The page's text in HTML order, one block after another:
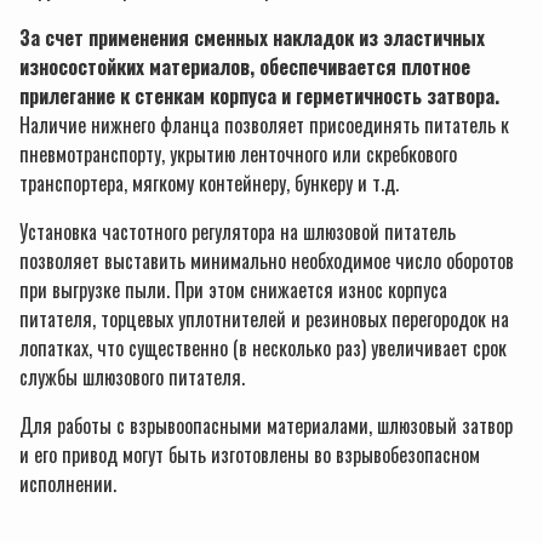
За счет применения сменных накладок из эластичных
износостойких материалов, обеспечивается плотное
прилегание к стенкам корпуса и герметичность затвора.
Наличие нижнего фланца позволяет присоединять питатель к
пневмотранспорту, укрытию ленточного или скребкового
транспортера, мягкому контейнеру, бункеру и т.д.
Установка частотного регулятора на шлюзовой питатель
позволяет выставить минимально необходимое число оборотов
при выгрузке пыли. При этом снижается износ корпуса
питателя, торцевых уплотнителей и резиновых перегородок на
лопатках, что существенно (в несколько раз) увеличивает срок
службы шлюзового питателя.
Для работы с взрывоопасными материалами, шлюзовый затвор
и его привод могут быть изготовлены во взрывобезопасном
исполнении.